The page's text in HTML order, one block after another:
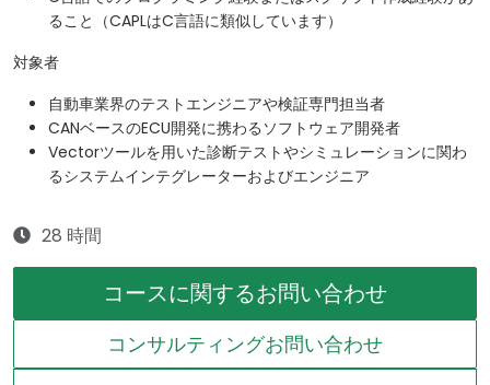
ること（CAPLはC言語に類似しています）
対象者
自動車業界のテストエンジニアや検証専門担当者
CANベースのECU開発に携わるソフトウェア開発者
Vectorツールを用いた診断テストやシミュレーションに関わ
るシステムインテグレーターおよびエンジニア
28 時間
コースに関するお問い合わせ
コンサルティングお問い合わせ